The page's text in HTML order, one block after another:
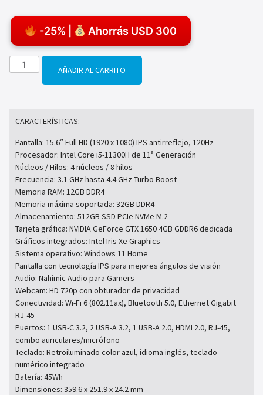
-25% | Ahorrás USD 300
AÑADIR AL CARRITO
CARACTERÍSTICAS:
Pantalla: 15.6″ Full HD (1920 x 1080) IPS antirreflejo, 120Hz
Procesador: Intel Core i5-11300H de 11ª Generación
Núcleos / Hilos: 4 núcleos / 8 hilos
Frecuencia: 3.1 GHz hasta 4.4 GHz Turbo Boost
Memoria RAM: 12GB DDR4
Memoria máxima soportada: 32GB DDR4
Almacenamiento: 512GB SSD PCIe NVMe M.2
Tarjeta gráfica: NVIDIA GeForce GTX 1650 4GB GDDR6 dedicada
Gráficos integrados: Intel Iris Xe Graphics
Sistema operativo: Windows 11 Home
Pantalla con tecnología IPS para mejores ángulos de visión
Audio: Nahimic Audio para Gamers
Webcam: HD 720p con obturador de privacidad
Conectividad: Wi-Fi 6 (802.11ax), Bluetooth 5.0, Ethernet Gigabit
RJ-45
Puertos: 1 USB-C 3.2, 2 USB-A 3.2, 1 USB-A 2.0, HDMI 2.0, RJ-45,
combo auriculares/micrófono
Teclado: Retroiluminado color azul, idioma inglés, teclado
numérico integrado
Batería: 45Wh
Dimensiones: 359.6 x 251.9 x 24.2 mm